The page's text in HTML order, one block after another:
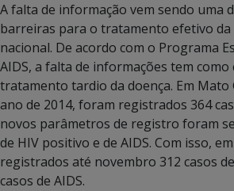
A falta de informação vem sendo uma
barreiras para o tratamento efetivo da
nacional. De acordo com o Programa
AIDS, a falta de informações tem como
tratamento tardio da doença. Em Mato
ano de 2014, foram registrados 364
novos parâmetros de registro foram
de HIV positivo e de AIDS. Com isso,
registrados até novembro 312 casos
casos de AIDS.